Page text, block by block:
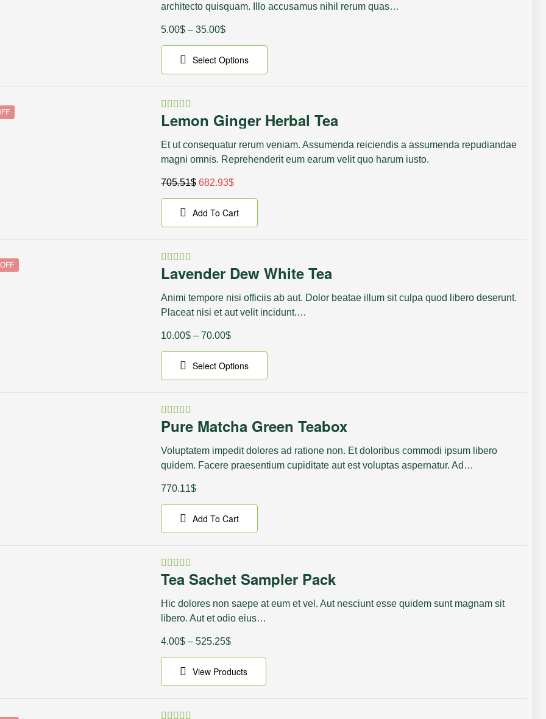
architecto quisquam. Illo accusamus nihil rerum quas…
5.00$ – 35.00$
Select Options
Rated
of 5
Lemon Ginger Herbal Tea
Et ut consequatur rerum veniam. Assumenda reiciendis a assumenda repudiandae
magni omnis. Reprehenderit eum earum velit quo harum iusto.
705.51$ 682.93$
Add To Cart
Rated
of 5
Lavender Dew White Tea
Animi tempore nisi officiis ab aut. Dolor beatae illum sit culpa quod libero deserunt.
Placeat nisi et aut velit incidunt.…
10.00$ – 70.00$
Select Options
Rated
5
Pure Matcha Green Teabox
Voluptatem impedit dolores ad ratione non. Et doloribus commodi ipsum libero
quidem. Facere praesentium cupiditate aut est voluptas aspernatur. Ad…
770.11$
Add To Cart
Rated
of 5
Tea Sachet Sampler Pack
Hic dolores non saepe at eum et vel. Aut nesciunt esse quidem sunt magnam sit
libero. Aut et odio eius…
4.00$ – 525.25$
View Products